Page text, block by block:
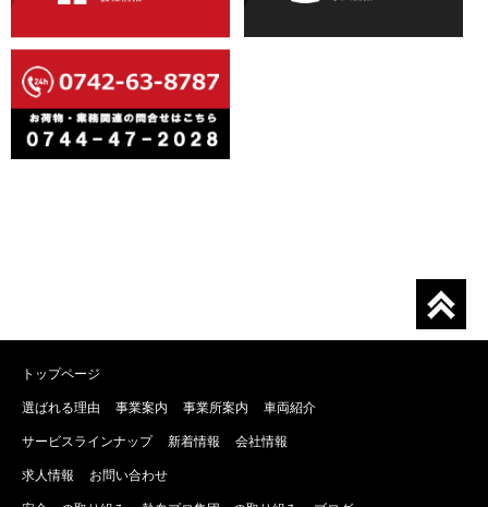
トップページ
選ばれる理由 事業案内 事業所案内 車両紹介
サービスラインナップ 新着情報 会社情報
求人情報 お問い合わせ